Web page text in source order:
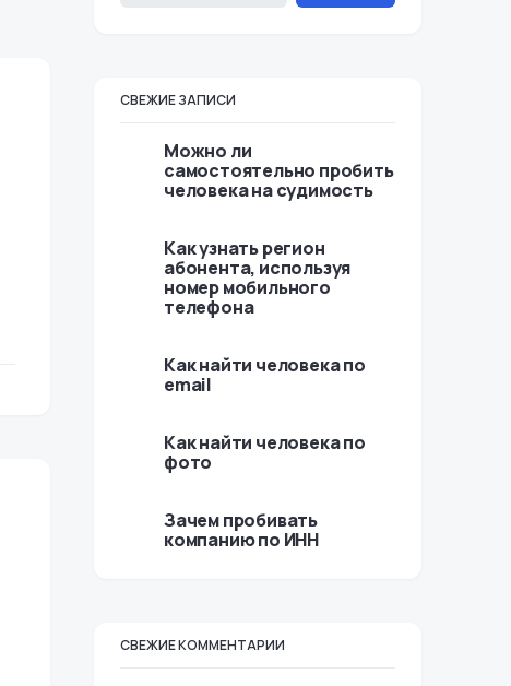
СВЕЖИЕ ЗАПИСИ
Можно ли
самостоятельно пробить
человека на судимость
Как узнать регион
абонента, используя
номер мобильного
телефона
Как найти человека по
email
Как найти человека по
фото
Зачем пробивать
компанию по ИНН
СВЕЖИЕ КОММЕНТАРИИ